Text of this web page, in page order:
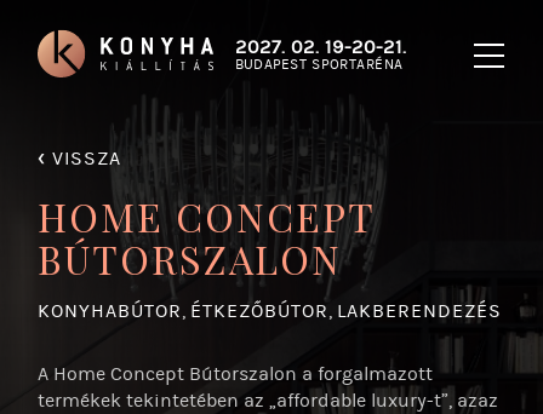
2027. 02. 19-20-21.
BUDAPEST SPORTARÉNA
‹ VISSZA
HOME CONCEPT
BÚTORSZALON
KONYHABÚTOR, ÉTKEZŐBÚTOR, LAKBERENDEZÉS
A Home Concept Bútorszalon a forgalmazott
termékek tekintetében az „affordable luxury-t”, azaz